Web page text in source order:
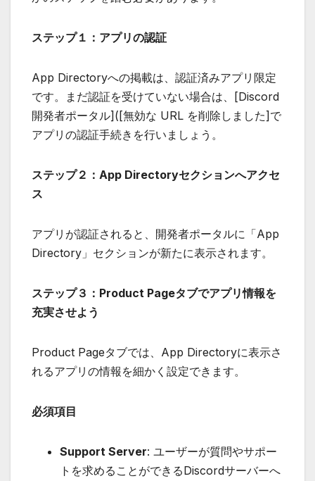
ステップ１：アプリの認証
App Directoryへの掲載は、認証済みアプリ限定
です。まだ認証を受けていない場合は、[Discord
開発者ポータル]([無効な URL を削除しました]で
アプリの認証手続きを行いましょう。
ステップ２：App Directoryセクションへアクセ
ス
アプリが認証されると、開発者ポータルに「App
Directory」セクションが新たに表示されます。
ステップ３：Product Pageタブでアプリ情報を
充実させよう
Product Pageタブでは、App Directoryに表示さ
れるアプリの情報を細かく設定できます。
必須項目
Support Server: ユーザーが質問やサポー
トを求めることができるDiscordサーバーへ